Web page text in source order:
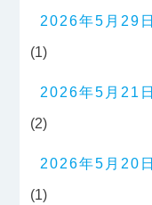
2026年5月29日
(1)
2026年5月21日
(2)
2026年5月20日
(1)